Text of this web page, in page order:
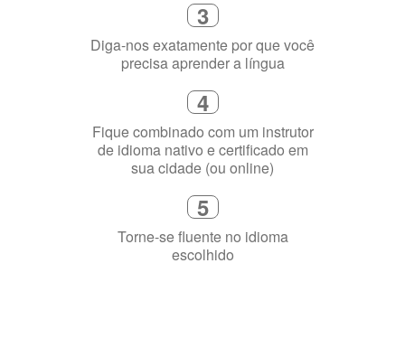
Diga-nos exatamente por que você
precisa aprender a língua
Fique combinado com um instrutor
de idioma nativo e certificado em
sua cidade (ou online)
5
Torne-se fluente no idioma
escolhido